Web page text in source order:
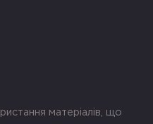
матеріалів, що